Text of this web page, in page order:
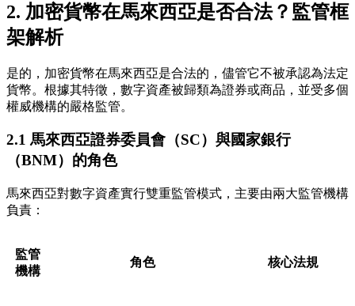
2. 加密貨幣在馬來西亞是否合法？監管框
架解析
是的，加密貨幣在馬來西亞是合法的，儘管它不被承認為法定
貨幣。根據其特徵，數字資產被歸類為證券或商品，並受多個
權威機構的嚴格監管。
2.1 馬來西亞證券委員會（SC）與國家銀行
（BNM）的角色
馬來西亞對數字資產實行雙重監管模式，主要由兩大監管機構
負責：
監管
機構
角色 核心法規